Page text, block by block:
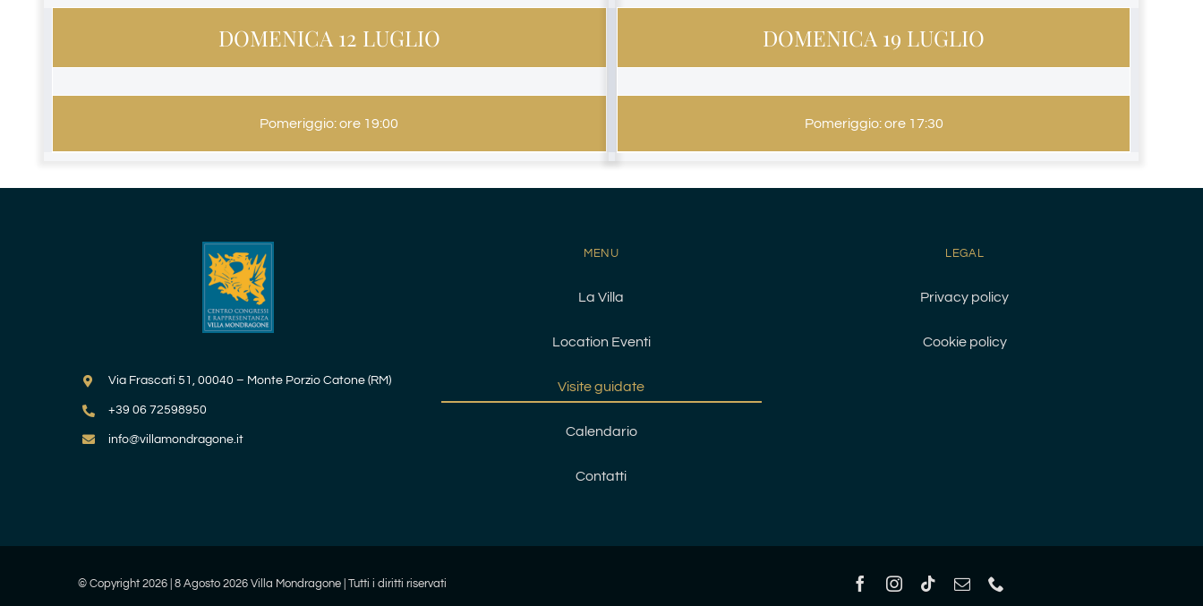
DOMENICA 12 LUGLIO
Pomeriggio: ore 19:00
DOMENICA 19 LUGLIO
Pomeriggio: ore 17:30
Via Frascati 51, 00040 – Monte Porzio Catone (RM)
+39 06 72598950
info@villamondragone.it
MENU
La Villa
Location Eventi
Visite guidate
Calendario
Contatti
LEGAL
Privacy policy
Cookie policy
© Copyright 2026 | 8 Agosto 2026 Villa Mondragone | Tutti i diritti riservati